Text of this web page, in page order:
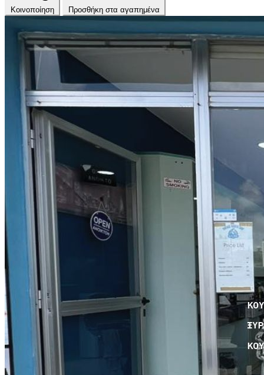
Κοινοποίηση Προσθήκη στα αγαπημένα